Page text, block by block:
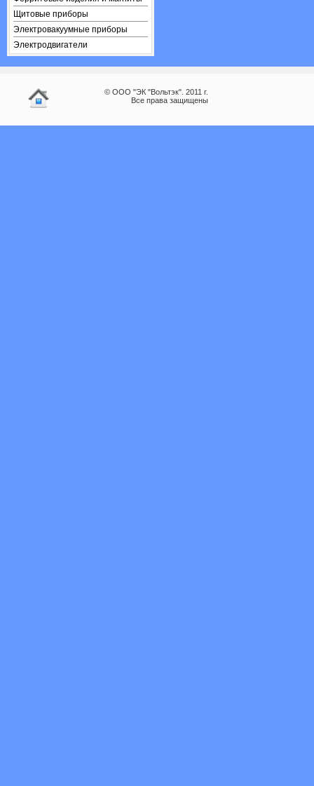
Щитовые приборы
Электровакуумные приборы
Электродвигатели
© ООО "ЭК "Вольтэк". 2011 г.
Все права защищены